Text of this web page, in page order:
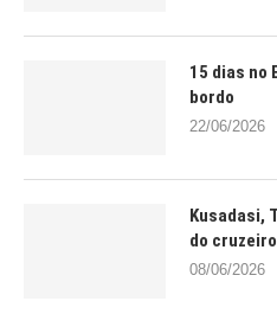
15 dias no
bordo
22/06/2026
Kusadasi,
do cruzeiro
08/06/2026